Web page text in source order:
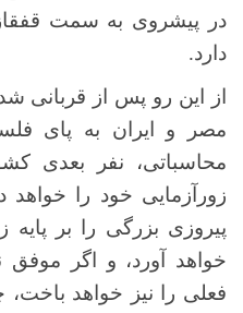
در پیشروی به سمت
دارد.
از این رو پس از قربانی
مصر و ایران به پای
محاسباتی، نفر بعدی
زورآزمایی خود را
پیروزی بزرگی را بر
خواهد آورد، و اگر موفق
فعلی را نیز خواهد باخت،